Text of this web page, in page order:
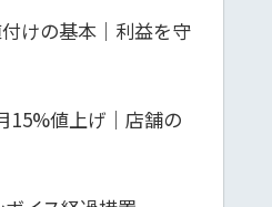
けの基本｜利益を守
15%値上げ｜店舗の